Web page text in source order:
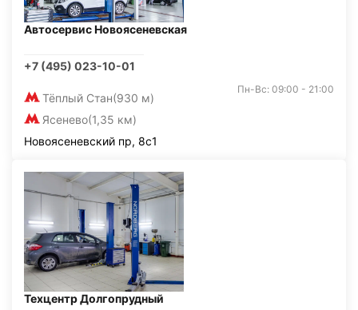
Автосервис Новоясеневская
+7 (495) 023-10-01
Тёплый Стан(930 м)
Ясенево(1,35 км)
Пн-Вс: 09:00 - 21:00
Новоясеневский пр, 8с1
Техцентр Долгопрудный